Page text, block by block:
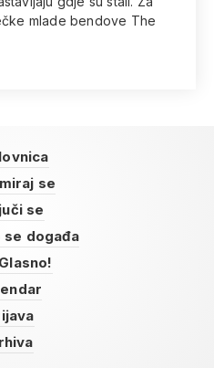
mlade bendove The
se
se
se događa